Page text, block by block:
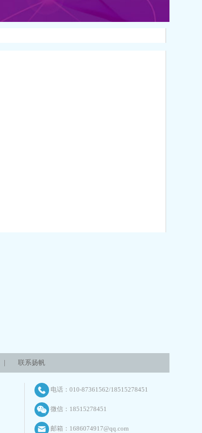
联系扬帆
电话：010-87361562/18515278451
微信：18515278451
邮箱：1686074917@qq.com